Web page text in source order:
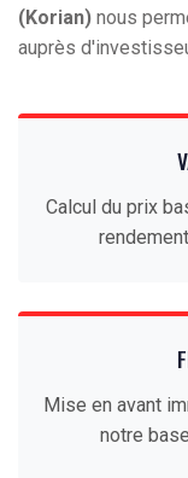
(Korian) nous
auprès
Calcul du prix
Mise en avant
notre